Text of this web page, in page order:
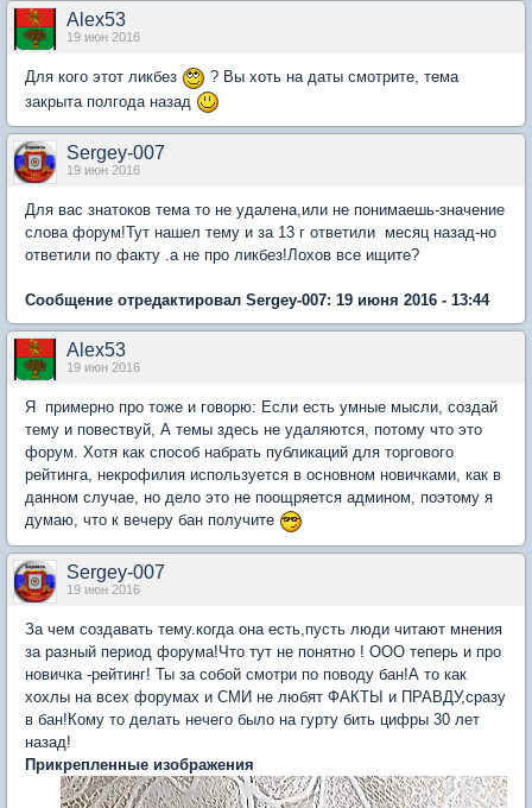
Alex53
19 июн 2016
Для кого этот ликбез
? Вы хоть на даты смотрите, тема
закрыта полгода назад
Sergey-007
19 июн 2016
Для вас знатоков тема то не удалена,или не понимаешь-значение
слова форум!Тут нашел тему и за 13 г ответили месяц назад-но
ответили по факту .а не про ликбез!Лохов все ищите?
Сообщение отредактировал Sergey-007: 19 июня 2016 - 13:44
Alex53
19 июн 2016
Я примерно про тоже и говорю: Если есть умные мысли, создай
тему и повествуй, А темы здесь не удаляются, потому что это
форум. Хотя как способ набрать публикаций для торгового
рейтинга, некрофилия используется в основном новичками, как в
данном случае, но дело это не поощряется админом, поэтому я
думаю, что к вечеру бан получите
Sergey-007
19 июн 2016
За чем создавать тему.когда она есть,пусть люди читают мнения
за разный период форума!Что тут не понятно ! ООО теперь и про
новичка -рейтинг! Ты за собой смотри по поводу бан!А то как
хохлы на всех форумах и СМИ не любят ФАКТЫ и ПРАВДУ,сразу
в бан!Кому то делать нечего было на гурту бить цифры 30 лет
назад!
Прикрепленные изображения